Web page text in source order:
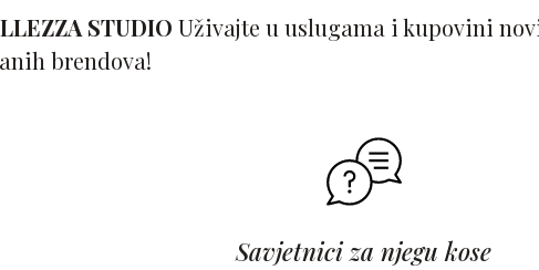
STUDIO Uživajte u uslugama i kupovini
brendova!
Savjetnici za njegu kose